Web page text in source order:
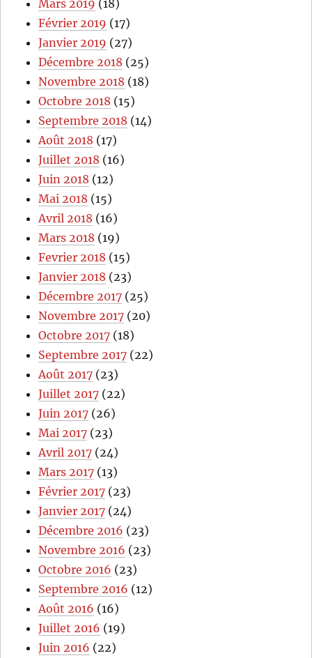
Mars 2019 (18)
Février 2019 (17)
Janvier 2019 (27)
Décembre 2018 (25)
Novembre 2018 (18)
Octobre 2018 (15)
Septembre 2018 (14)
Août 2018 (17)
Juillet 2018 (16)
Juin 2018 (12)
Mai 2018 (15)
Avril 2018 (16)
Mars 2018 (19)
Fevrier 2018 (15)
Janvier 2018 (23)
Décembre 2017 (25)
Novembre 2017 (20)
Octobre 2017 (18)
Septembre 2017 (22)
Août 2017 (23)
Juillet 2017 (22)
Juin 2017 (26)
Mai 2017 (23)
Avril 2017 (24)
Mars 2017 (13)
Février 2017 (23)
Janvier 2017 (24)
Décembre 2016 (23)
Novembre 2016 (23)
Octobre 2016 (23)
Septembre 2016 (12)
Août 2016 (16)
Juillet 2016 (19)
Juin 2016 (22)